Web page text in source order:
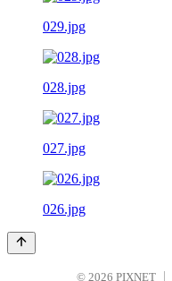
029.jpg
028.jpg
027.jpg
026.jpg
© 2026 PIXNET